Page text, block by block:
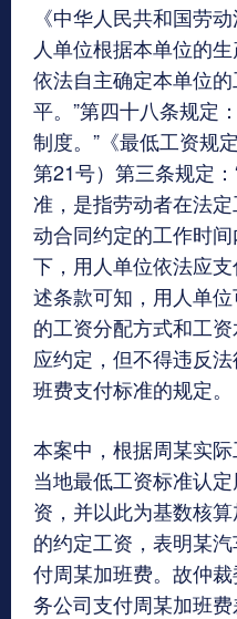
《中华人民共和国劳
人单位根据本单位的
依法自主确定本单位
平。”第四十八条规定
制度。”《最低工资规
第21号）第三条规定
准，是指劳动者在法
动合同约定的工作时
下，用人单位依法应
述条款可知，用人单
的工资分配方式和工
应约定，但不得违反
班费支付标准的规定。
本案中，根据周某实
当地最低工资标准认
资，并以此为基数核
的约定工资，表明某
付周某加班费。故仲
务公司支付周某加班费